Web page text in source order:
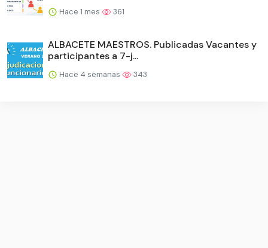
Hace 1 mes 361
ALBACETE MAESTROS. Publicadas Vacantes y
participantes a 7-j...
Hace 4 semanas 343